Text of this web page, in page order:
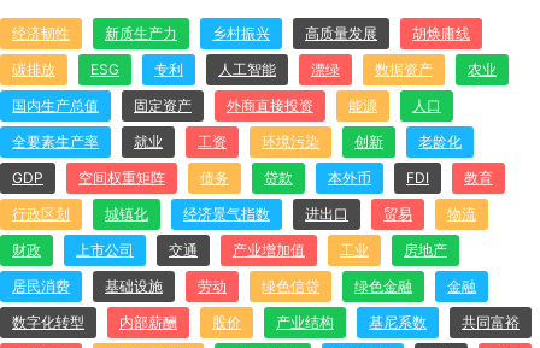
经济韧性 新质生产力 乡村振兴 高质量发展
胡焕庸线
碳排放
ESG 专利 人工智能 漂绿 数据资产
农业
国内生产总值
固定资产 外商直接投资 能源
人口
全要素生产率
就业 工资 环境污染 创新
老龄化
GDP
空间权重矩阵 债务 贷款 本外币 FDI
教育
行政区划
城镇化 经济景气指数 进出口 贸易
物流
财政
上市公司 交通 产业增加值 工业
房地产
居民消费
基础设施 劳动 绿色信贷 绿色金融
金融
数字化转型
内部薪酬 股价 产业结构 基尼系数
共同富裕